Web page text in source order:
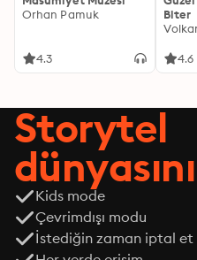
Orhan Pamuk
4.3
Biter
4.6
Storytel
Kids mode
Çevrimdışı modu
İstediğin zaman iptal et